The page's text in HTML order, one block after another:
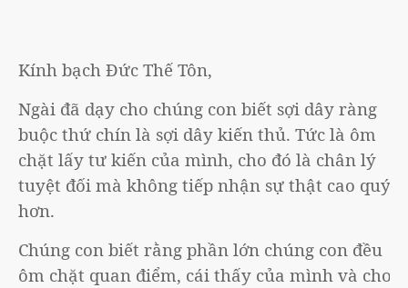
Kính bạch Đức Thế Tôn,
Ngài đã dạy cho chúng con biết sợi dây ràng
buộc thứ chín là sợi dây kiến thủ. Tức là ôm
chặt lấy tư kiến của mình, cho đó là chân lý
tuyệt đối mà không tiếp nhận sự thật cao quý
hơn.
Chúng con biết rằng phần lớn chúng con đều
ôm chặt quan điểm, cái thấy của mình và cho